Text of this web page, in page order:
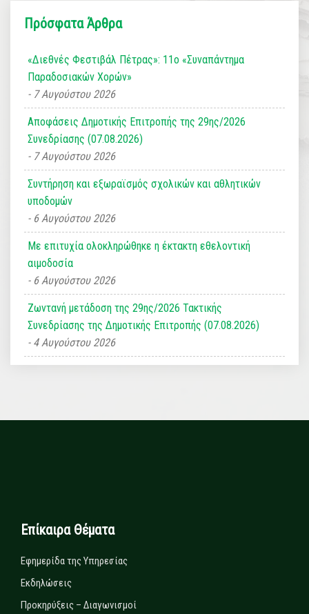
Πρόσφατα Άρθρα
«Διεθνές Φεστιβάλ Πέτρας»: 11ο «Συναπάντημα
Παραδοσιακών Χορών»
7 Αυγούστου 2026
Αποφάσεις Δημοτικής Επιτροπής της 29ης/2026
Συνεδρίασης (07.08.2026)
7 Αυγούστου 2026
Συντήρηση και εξωραϊσμός σχολικών και αθλητικών
υποδομών
6 Αυγούστου 2026
Με επιτυχία ολοκληρώθηκε η έκτακτη εθελοντική
αιμοδοσία
6 Αυγούστου 2026
Ζωντανή μετάδοση της 29ης/2026 Τακτικής
Συνεδρίασης της Δημοτικής Επιτροπής (07.08.2026)
4 Αυγούστου 2026
Επίκαιρα Θέματα
Εφημερίδα της Υπηρεσίας
Εκδηλώσεις
Προκηρύξεις – Διαγωνισμοί